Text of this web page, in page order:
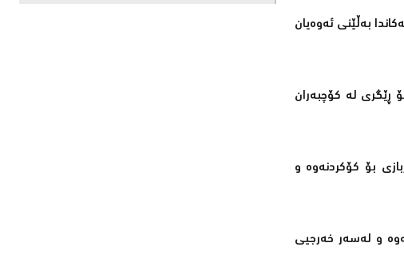
بەڵێنی ئەوەیان
ڕێگری لە كۆچبەران
بۆ كۆكردنەوە و
و لەسەر خەرجیی